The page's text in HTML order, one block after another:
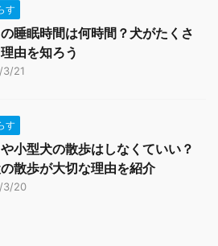
す
睡眠時間は何時間？犬がたくさ
由を知ろう
21
す
小型犬の散歩はしなくていい？
散歩が大切な理由を紹介
3/20